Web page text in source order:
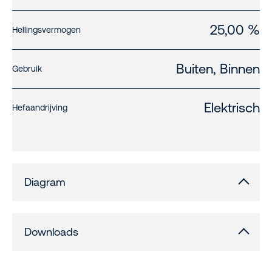
Hellingsvermogen 25,00 %
Gebruik Buiten, Binnen
Hefaandrijving Elektrisch
Diagram
Downloads